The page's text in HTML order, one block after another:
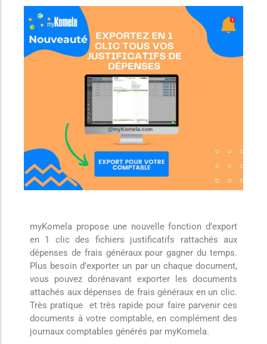
myKomela propose une nouvelle fonction d’export
en 1 clic des fichiers justificatifs rattachés aux
dépenses de frais généraux pour gagner du temps.
Plus besoin d’exporter un par un chaque document,
vous pouvez dorénavant exporter les documents
attachés aux dépenses de frais généraux en un clic.
Très pratique et très rapide pour faire parvenir ces
documents à votre comptable, en complément des
journaux comptables générés par myKomela.